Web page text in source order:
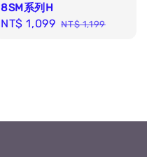
8SM系列H
Sale
NT$ 1,099 Regular
NT$ 1,199